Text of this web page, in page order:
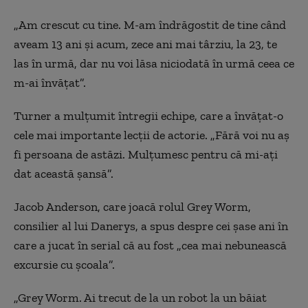
„Am crescut cu tine. M-am îndrăgostit de tine când
aveam 13 ani şi acum, zece ani mai târziu, la 23, te
las în urmă, dar nu voi lăsa niciodată în urmă ceea ce
m-ai învăţat”.
Turner a mulţumit întregii echipe, care a învăţat-o
cele mai importante lecţii de actorie. „Fără voi nu aş
fi persoana de astăzi. Mulţumesc pentru că mi-aţi
dat această şansă”.
Jacob Anderson, care joacă rolul Grey Worm,
consilier al lui Danerys, a spus despre cei şase ani în
care a jucat în serial că au fost „cea mai nebunească
excursie cu şcoala”.
„Grey Worm. Ai trecut de la un robot la un băiat